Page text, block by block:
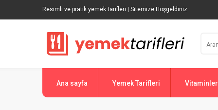
Resimli ve pratik yemek tarifleri | Sitemize Hoşgeldiniz
Ana sayfa Yemek Tarifleri Vitaminler